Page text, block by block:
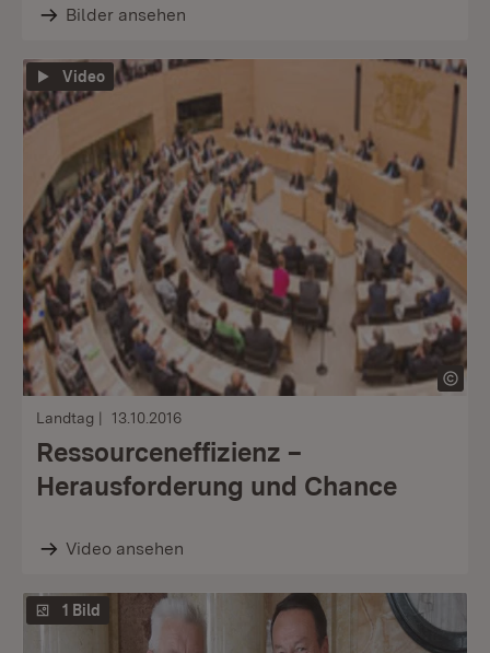
Bilder ansehen
Video
Landtag 13.10.2016
Ressourceneffizienz –
Herausforderung und Chance
Video ansehen
1 Bild